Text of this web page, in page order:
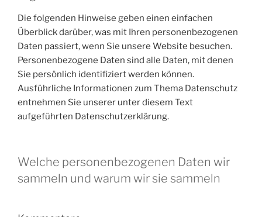
Die folgenden Hinweise geben einen einfachen
Überblick darüber, was mit Ihren personenbezogenen
Daten passiert, wenn Sie unsere Website besuchen.
Personenbezogene Daten sind alle Daten, mit denen
Sie persönlich identifiziert werden können.
Ausführliche Informationen zum Thema Datenschutz
entnehmen Sie unserer unter diesem Text
aufgeführten Datenschutzerklärung.
Welche personenbezogenen Daten wir
sammeln und warum wir sie sammeln